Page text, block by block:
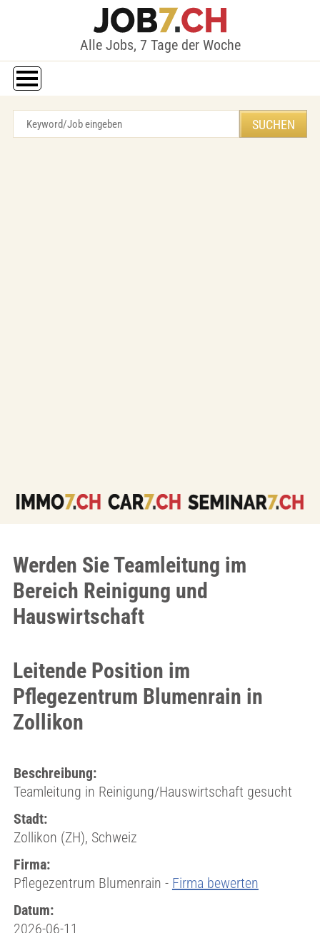
Alle Jobs, 7 Tage der Woche
Werden Sie Teamleitung im
Bereich Reinigung und
Hauswirtschaft
Leitende Position im
Pflegezentrum Blumenrain in
Zollikon
Beschreibung:
Teamleitung in Reinigung/Hauswirtschaft gesucht
Stadt:
Zollikon (ZH), Schweiz
Firma:
Pflegezentrum Blumenrain - Firma bewerten
Datum:
2026-06-11